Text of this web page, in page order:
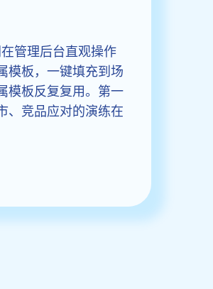
管理后台直观操作
模板，一键填充到场
模板反复复用。第一
、竞品应对的演练在